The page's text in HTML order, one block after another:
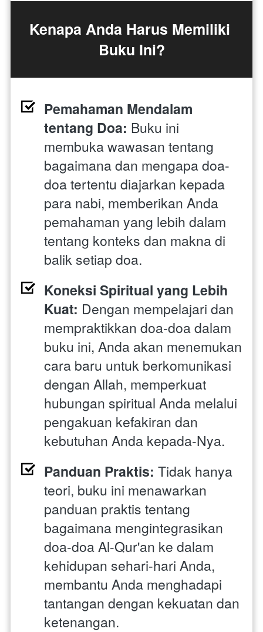
Kenapa Anda Harus Memiliki
Buku Ini?
Pemahaman Mendalam
tentang Doa: Buku ini
membuka wawasan tentang
bagaimana dan mengapa doa-
doa tertentu diajarkan kepada
para nabi, memberikan Anda
pemahaman yang lebih dalam
tentang konteks dan makna di
balik setiap doa.
Koneksi Spiritual yang Lebih
Kuat: Dengan mempelajari dan
mempraktikkan doa-doa dalam
buku ini, Anda akan menemukan
cara baru untuk berkomunikasi
dengan Allah, memperkuat
hubungan spiritual Anda melalui
pengakuan kefakiran dan
kebutuhan Anda kepada-Nya.
Panduan Praktis: Tidak hanya
teori, buku ini menawarkan
panduan praktis tentang
bagaimana mengintegrasikan
doa-doa Al-Qur'an ke dalam
kehidupan sehari-hari Anda,
membantu Anda menghadapi
tantangan dengan kekuatan dan
ketenangan.